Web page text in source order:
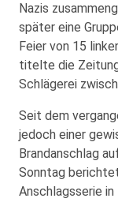
Nazis
später eine
Feier von 15
titelte die
Schlägerei
Seit dem
jedoch einer
Brandanschlag
Sonntag
Anschlagsserie